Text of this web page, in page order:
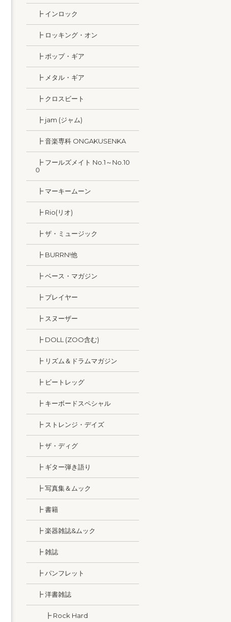
┣ インロック
┣ ロッキング・オン
┣ ポップ・ギア
┣ メタル・ギア
┣ クロスビート
┣ jam (ジャム)
┣ 音楽専科 ONGAKUSENKA
┣ フールズメイト No.1～No.10
0
┣ マーキームーン
┣ Rio(リオ)
┣ ザ・ミュージック
┣ BURRN!他
┣ ベース・マガジン
┣ プレイヤー
┣ スヌーザー
┣ DOLL (ZOO含む)
┣ リズム＆ドラムマガジン
┣ ビートレッグ
┣ キーボードスペシャル
┣ ストレンジ・デイズ
┣ ザ・ディグ
┣ ギター弾き語り
┣ 写真集＆ムック
┣ 書籍
┣ 楽器雑誌&ムック
┣ 雑誌
┣ パンフレット
┣ 洋書雑誌
┣ Rock Hard